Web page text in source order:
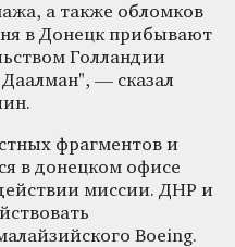
а также обломков
в Донецк прибывают
Голландии
— сказал
фрагментов и
в донецком офисе
миссии. ДНР и
Boeing.